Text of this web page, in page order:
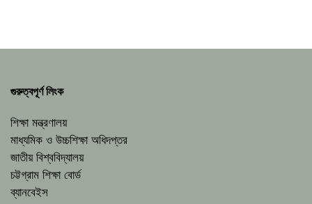
গুরুত্বপূর্ণ লিংক
শিক্ষা মন্ত্রণালয়
মাধ্যমিক ও উচ্চশিক্ষা অধিদপ্তর
জাতীয় বিশ্ববিদ্যালয়
চট্টগ্রাম শিক্ষা বোর্ড
ব্যানবেইস